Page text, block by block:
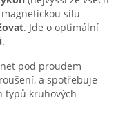
sílu
. Jde o optimální
.
pod proudem
a spotřebuje
typů kruhových